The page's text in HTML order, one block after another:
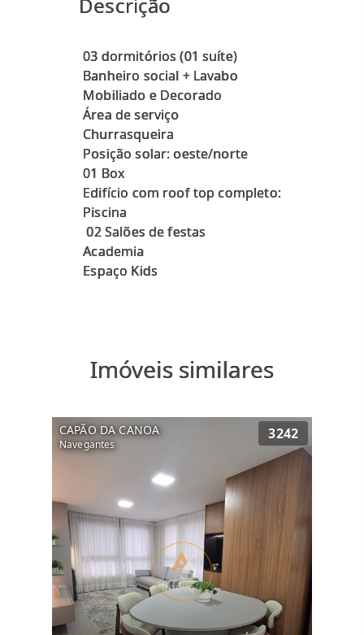
Descrição
03 dormitórios (01 suíte)
Banheiro social + Lavabo
Mobiliado e Decorado
Área de serviço
Churrasqueira
Posição solar: oeste/norte
01 Box
Edifício com roof top completo:
Piscina
⁠ 02 Salões de festas
⁠Academia
Imóveis similares
CAPÃO DA CANOA
Navegantes
3242